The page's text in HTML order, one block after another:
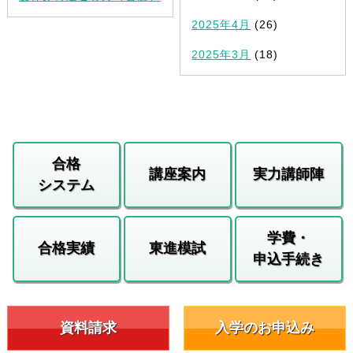
2025年4月 (26)
2025年3月 (18)
合格
システム
講座案内 実力講師陣
合格実績 東進模試
学費・
申込手続き
資料請求 入学のお申込み